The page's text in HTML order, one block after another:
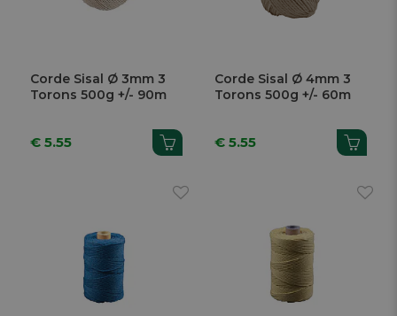
Corde Sisal Ø 3mm 3
Torons 500g +/- 90m
€ 5.55
Corde Sisal Ø 4mm 3
Torons 500g +/- 60m
€ 5.55